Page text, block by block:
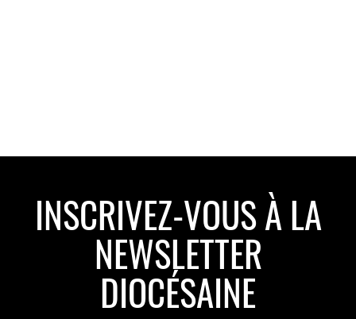
INSCRIVEZ-VOUS À LA
NEWSLETTER
DIOCÉSAINE